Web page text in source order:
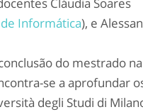
Cláudia Soares
Informática), e
do mestrado na
se a aprofundar
degli Studi di